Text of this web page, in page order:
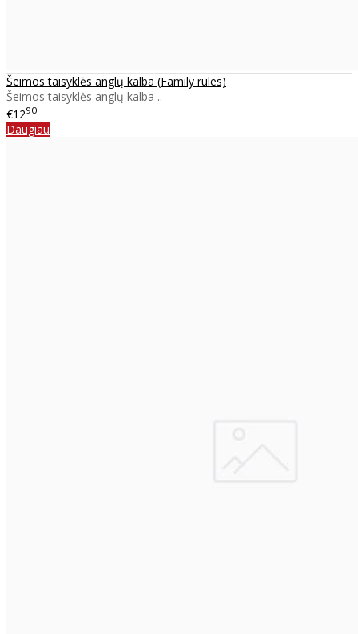
Šeimos taisyklės anglų kalba (Family rules)
Šeimos taisyklės anglų kalba ..
€1290
Daugiau